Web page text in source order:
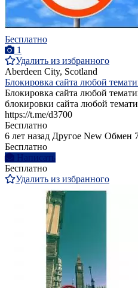
Бесплатно
1
Удалить из избранного
Aberdeen City, Scotland
Блокировка сайта любой
Блокировка сайта любой
блокировки сайта любой
https://t.me/d3700
Бесплатно
6 лет назад Другое New Обмен
Бесплатно
Написать
Бесплатно
Удалить из избранного